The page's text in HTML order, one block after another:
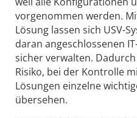
vorgenommen werden.
Lösung lassen sich USV-
daran angeschlossenen
sicher verwalten.
Risiko, bei der Kontrolle
Lösungen einzelne
übersehen.